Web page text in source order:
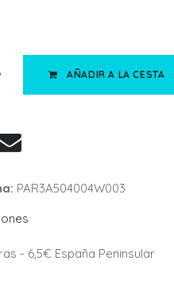
AÑADIR A LA CESTA
PAR3A504004W003
- 6,5€ España Peninsular